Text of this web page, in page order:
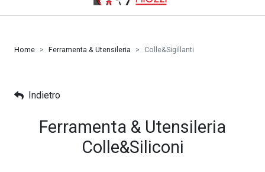
Home Ferramenta & Utensileria Colle&Sigillanti
Indietro
Ferramenta & Utensileria
Colle&Siliconi